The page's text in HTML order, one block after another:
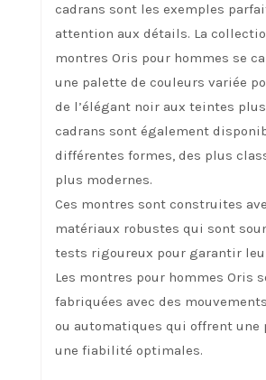
cadrans sont les exemples
attention aux détails. La
montres Oris pour hommes se
une palette de couleurs variée
de l’élégant noir aux teintes
cadrans sont également
différentes formes, des plus
plus modernes.
Ces montres sont construites
matériaux robustes qui sont
tests rigoureux pour garantir
Les montres pour hommes Oris
fabriquées avec des
ou automatiques qui offrent une
une fiabilité optimales.